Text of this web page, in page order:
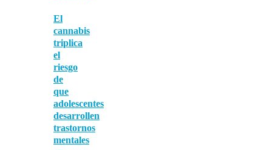
El
cannabis
triplica
el
riesgo
de
que
adolescentes
desarrollen
trastornos
mentales